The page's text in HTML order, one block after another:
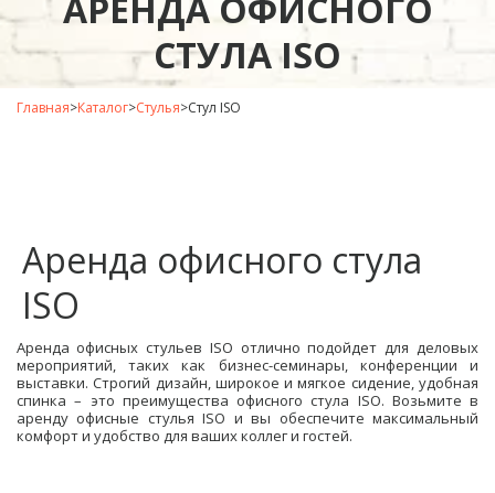
СТУЛА ISO
Главная>Каталог>Стулья>Стул ISO
Аренда офисного стула
ISO
Аренда офисных стульев ISO отлично подойдет для деловых
мероприятий, таких как бизнес-семинары, конференции и
выставки. Строгий дизайн, широкое и мягкое сидение, удобная
спинка – это преимущества офисного стула ISO. Возьмите в
аренду офисные стулья ISO и вы обеспечите максимальный
комфорт и удобство для ваших коллег и гостей.